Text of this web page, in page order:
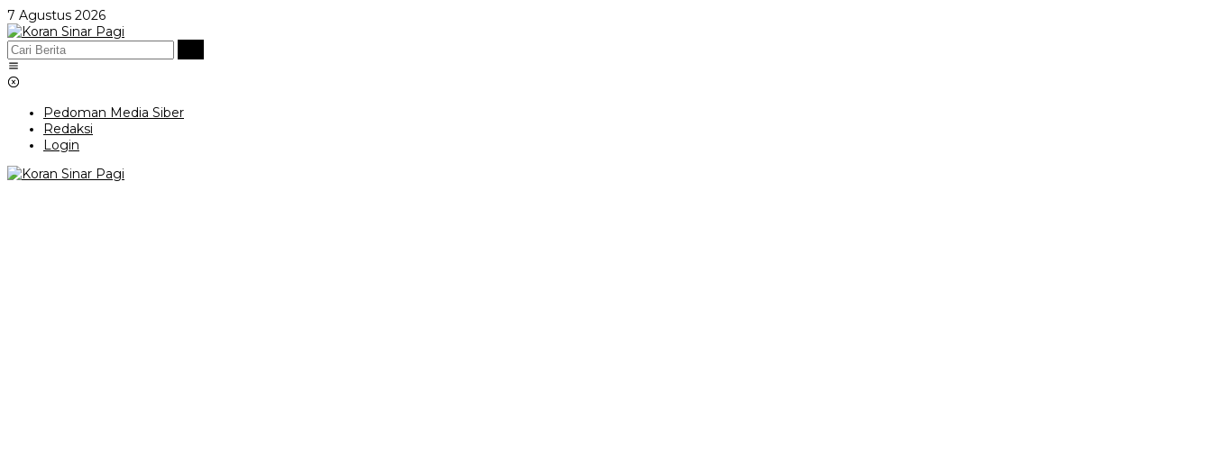
Lewati
ke
konten
7 Agustus 2026
Pedoman Media Siber
Redaksi
Login